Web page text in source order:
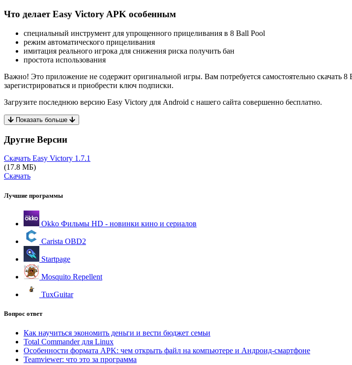
Что делает Easy Victory APK особенным
специальный инструмент для упрощенного прицеливания в 8 Ball Pool
режим автоматического прицеливания
имитация реального игрока для снижения риска получить бан
простота использования
Важно! Это приложение не содержит оригинальной игры. Вам потребуется самостоятельно скачать
зарегистрироваться и приобрести ключ подписки.
Загрузите последнюю версию Easy Victory для Android с нашего сайта совершенно бесплатно.
Показать больше
Другие Версии
Скачать Easy Victory 1.7.1
(17.8 МБ)
Скачать
Лучшие программы
Okko Фильмы HD - новинки кино и сериалов
Carista OBD2
Startpage
Mosquito Repellent
TuxGuitar
Вопрос ответ
Как научиться экономить деньги и вести бюджет семьи
Total Commander для Linux
Особенности формата APK: чем открыть файл на компьютере и Андроид-смартфоне
Teamviewer: что это за программа